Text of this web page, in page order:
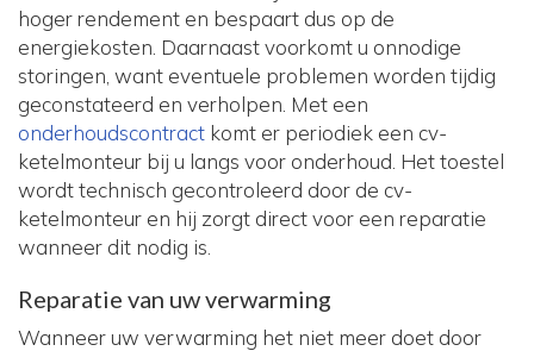
hoger rendement en bespaart dus op de
energiekosten. Daarnaast voorkomt u onnodige
storingen, want eventuele problemen worden tijdig
geconstateerd en verholpen. Met een
onderhoudscontract komt er periodiek een cv-
ketelmonteur bij u langs voor onderhoud. Het toestel
wordt technisch gecontroleerd door de cv-
ketelmonteur en hij zorgt direct voor een reparatie
wanneer dit nodig is.
Reparatie van uw verwarming
Wanneer uw verwarming het niet meer doet door